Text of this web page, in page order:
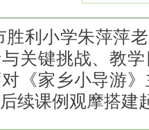
胜利小学朱萍萍
关键挑战、教
《家乡小导游
续课例观摩搭建